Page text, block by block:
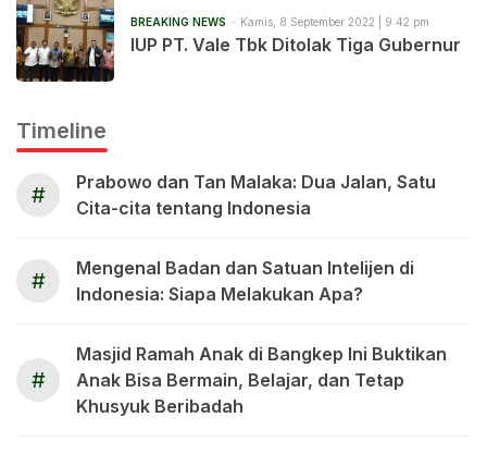
BREAKING NEWS Kamis, 8 September 2022 | 9:42 pm
IUP PT. Vale Tbk Ditolak Tiga Gubernur
Timeline
#
Prabowo dan Tan Malaka: Dua Jalan, Satu
Cita-cita tentang Indonesia
#
Mengenal Badan dan Satuan Intelijen di
Indonesia: Siapa Melakukan Apa?
#
Masjid Ramah Anak di Bangkep Ini Buktikan
Anak Bisa Bermain, Belajar, dan Tetap
Khusyuk Beribadah